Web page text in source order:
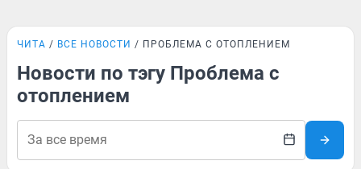
ЧИТА ВСЕ НОВОСТИ ПРОБЛЕМА С ОТОПЛЕНИЕМ
Новости по тэгу Проблема с
отоплением